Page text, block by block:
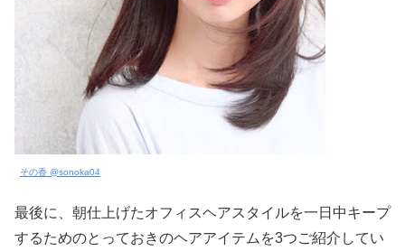
その香 @sonoka04
最後に、朝仕上げたオフィスヘアスタイルを一日中キープ
するためのとっておきのヘアアイテムを3つご紹介してい